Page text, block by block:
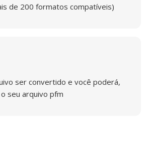
de 200 formatos compatíveis)
ser convertido e você poderá,
seu arquivo pfm